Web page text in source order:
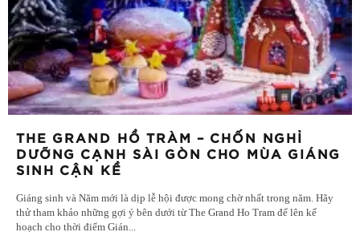
THE GRAND HỒ TRÀM – CHỐN NGHỈ
DƯỠNG CẠNH SÀI GÒN CHO MÙA GIÁNG
SINH CẬN KỀ
Giáng sinh và Năm mới là dịp lễ hội được mong chờ nhất trong năm. Hãy
thử tham khảo những gợi ý bên dưới từ The Grand Ho Tram để lên kế
hoạch cho thời điểm Gián...